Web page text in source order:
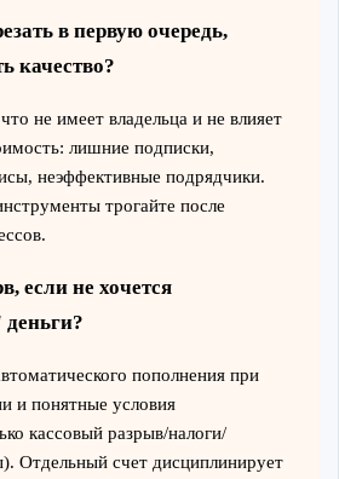
в первую очередь,
качество?
не имеет владельца и не влияет
лишние подписки,
неэффективные подрядчики.
трогайте после
если не хочется
пополнения при
и понятные условия
кассовый разрыв/налоги/
Отдельный счет дисциплинирует